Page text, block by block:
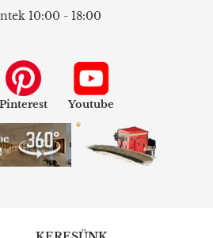
10:00 - 18:00
Pinterest Youtube